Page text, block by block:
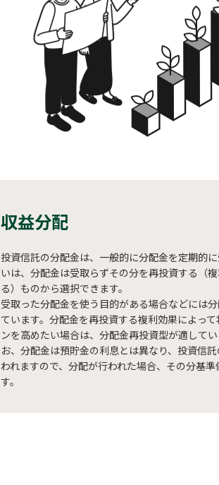
収益分配
投資信託の分配金は、一般的に分配金を定期的
いは、分配金は受取らずその分を再投資する（
る）ものから選択できます。
受取った分配金を使う目的がある場合などには
ています。分配金を再投資する複利効果によっ
ンを高めたい場合は、分配金再投資型が適して
お、分配金は預貯金の利息とは異なり、投資信
われますので、分配が行われた場合、その分基準
す。